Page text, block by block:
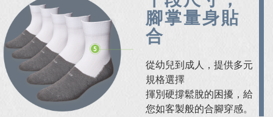
腳掌量身貼
合
從幼兒到成人，提供多元
規格選擇
揮別硬撐鬆脫的困擾，給
您如客製般的合腳穿感。